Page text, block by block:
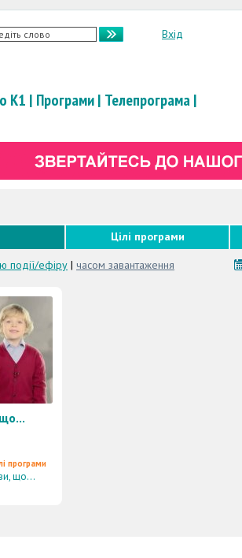
Вхід
К1 | Програми| Телепрограма|
Цілі програми
події/ефіру | часом завантаження
програми
що...